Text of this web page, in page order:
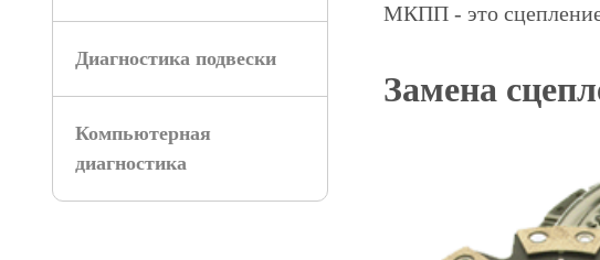
Диагностика подвески
Компьютерная
диагностика
МКПП - это
Замена